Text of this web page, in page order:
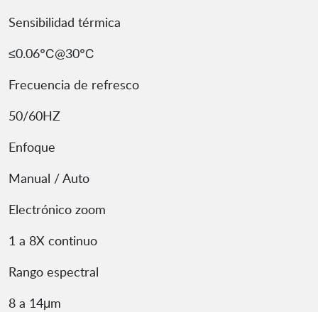
Sensibilidad térmica
≤0.06℃@30℃
Frecuencia de refresco
50/60HZ
Enfoque
Manual / Auto
Electrónico zoom
1 a 8X continuo
Rango espectral
8 a 14μm